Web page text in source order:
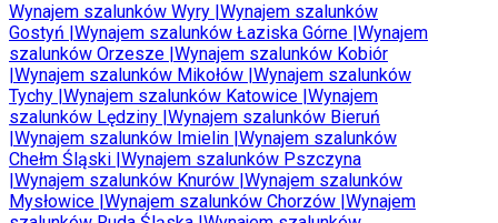
Wynajem szalunków Wyry Wynajem szalunków
Gostyń Wynajem szalunków Łaziska Górne Wynajem
szalunków Orzesze Wynajem szalunków Kobiór
Wynajem szalunków Mikołów Wynajem szalunków
Tychy Wynajem szalunków Katowice Wynajem
szalunków Lędziny Wynajem szalunków Bieruń
Wynajem szalunków Imielin Wynajem szalunków
Chełm Śląski Wynajem szalunków Pszczyna
Wynajem szalunków Knurów Wynajem szalunków
Mysłowice Wynajem szalunków Chorzów Wynajem